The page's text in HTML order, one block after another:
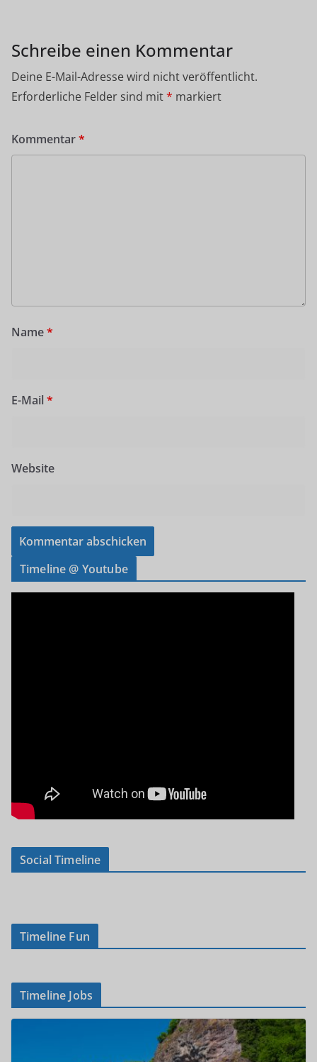
Schreibe einen Kommentar
Deine E-Mail-Adresse wird nicht veröffentlicht.
Erforderliche Felder sind mit* markiert
Kommentar*
Name*
E-Mail *
Website
Timeline @ Youtube
Social Timeline
Timeline Fun
Timeline Jobs